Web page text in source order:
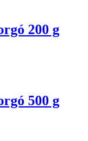
200 g
500 g